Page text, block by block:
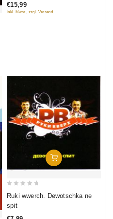
of
€15,99
inkl. Mwst., zzgl. Versand
In Den Warenkorb
Ruki wwerch. Dewotschka ne
spit